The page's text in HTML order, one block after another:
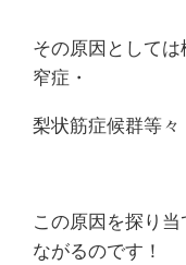
じ
整
骨
院
その原因として
窄症・
梨状筋症候群等々
この原因を探り
ながるのです！